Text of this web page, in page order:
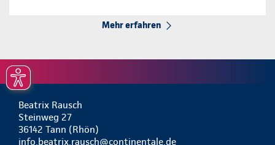
Mehr erfahren
Beatrix Rausch
Steinweg 27
36142 Tann (Rhön)
info.beatrix.rausch@continentale.de